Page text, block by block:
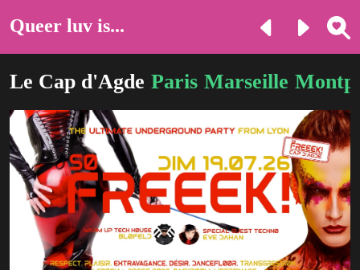
Queer luv is...
Le Cap d'Agde Paris Marseille